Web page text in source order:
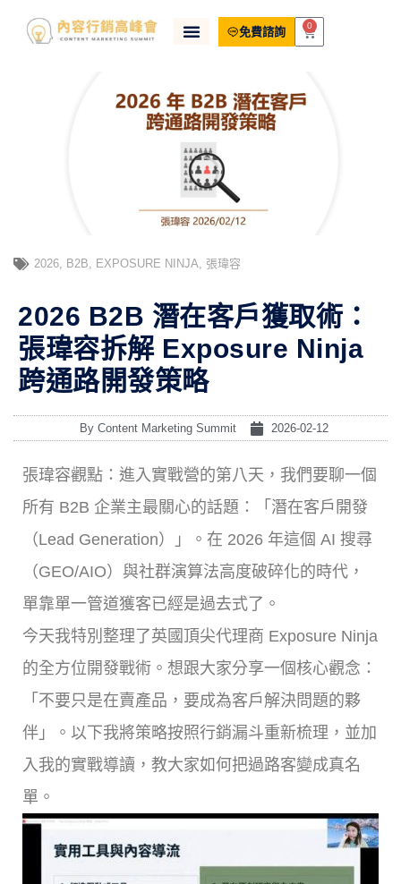
免費諮詢 0
2026, B2B, EXPOSURE NINJA, 張瑋容
2026 B2B 潛在客戶獲取術：
張瑋容拆解 Exposure Ninja
跨通路開發策略
By Content Marketing Summit 2026-02-12
張瑋容觀點：進入實戰營的第八天，我們要聊一個
所有 B2B 企業主最關心的話題：「潛在客戶開發
（Lead Generation）」。在 2026 年這個 AI 搜尋
（GEO/AIO）與社群演算法高度破碎化的時代，
單靠單一管道獲客已經是過去式了。
今天我特別整理了英國頂尖代理商 Exposure Ninja
的全方位開發戰術。想跟大家分享一個核心觀念：
「不要只是在賣產品，要成為客戶解決問題的夥
伴」。以下我將策略按照行銷漏斗重新梳理，並加
入我的實戰導讀，教大家如何把過路客變成真名
單。